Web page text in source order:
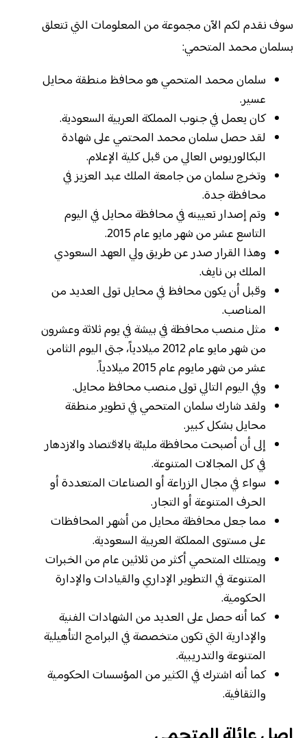
سوف نقدم لكم الآن مجموعة من المعلومات التي تتعلق
بسلمان محمد المتحمي:
سلمان محمد المتحمي هو محافظ منطقة محايل
عسير.
كان يعمل في جنوب المملكة العربية السعودية.
لقد حصل سلمان محمد المحتمي على شهادة
البكالوريوس العالي من قبل كلية الإعلام.
وتخرج سلمان من جامعة الملك عبد العزيز في
محافظة جدة.
وتم إصدار تعيينه في محافظة محايل في اليوم
التاسع عشر من شهر مايو عام 2015.
وهذا القرار صدر عن طريق ولي العهد السعودي
الملك بن نايف.
وقبل أن يكون محافظ في محايل تولى العديد من
المناصب.
مثل منصب محافظة في بيشة في يوم ثلاثة وعشرون
من شهر مايو عام 2012 ميلادياً، جتى اليوم الثامن
عشر من شهر مايوم عام 2015 ميلادياً.
وفي اليوم التالي تولى منصب محافظ محايل.
ولقد شارك سلمان المتحمي في تطوير منطقة
محايل بشكل كبير.
إلى أن أصبحت محافظة مليئة بالاقتصاد والازدهار
في كل المجالات المتنوعة.
سواء في مجال الزراعة أو الصناعات المتعددة أو
الحرف المتنوعة أو التجار.
مما جعل محافظة محايل من أشهر المحافظات
على مستوى المملكة العربية السعودية.
ويمتلك المتحمي أكثر من ثلاثين عام من الخبرات
المتنوعة في التطوير الإداري والقيادات والإدارة
الحكومية.
كما أنه حصل على العديد من الشهادات الفنية
والإدارية التي تكون متخصصة في البرامج التأهيلية
المتنوعة والتدريبية.
كما أنه اشترك في الكثير من المؤسسات الحكومية
والثقافية.